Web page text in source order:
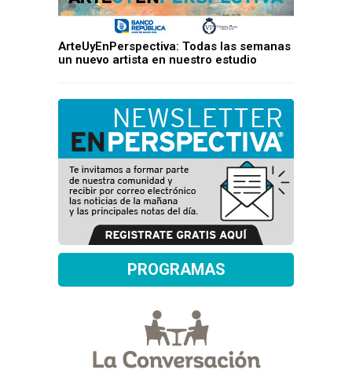
ArteUyEnPerspectiva: Todas las semanas
un nuevo artista en nuestro estudio
PROGRAMAS